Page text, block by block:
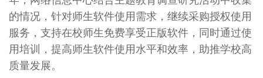
的情况，针对师生软件使用需求，继续采购授权使用
服务，支持在校师生免费享受正版软件，同时通过使
用培训，提高师生软件使用水平和效率，助推学校高
质量发展。